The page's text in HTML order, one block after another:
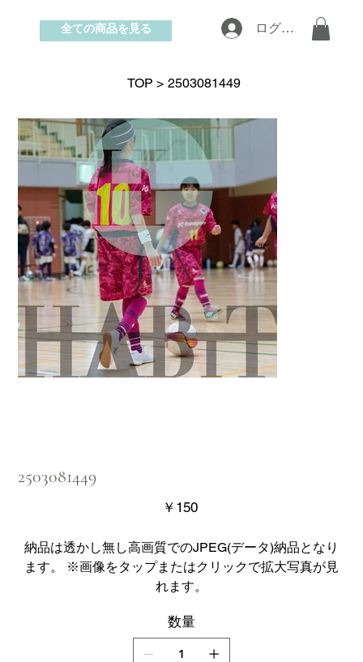
お問い合わせ
ログイン
全ての商品を見る
TOP > 2503081449
2503081449
価
格
￥150
納品は透かし無し高画質でのJPEG(データ)納品となり
ます。 ※画像をタップまたはクリックで拡大写真が見
れます。
数量